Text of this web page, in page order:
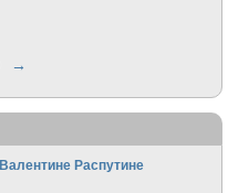
→
Распутине